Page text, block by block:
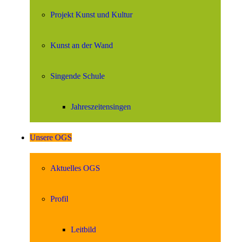
Projekt Kunst und Kultur
Kunst an der Wand
Singende Schule
Jahreszeitensingen
Unsere OGS
Aktuelles OGS
Profil
Leitbild